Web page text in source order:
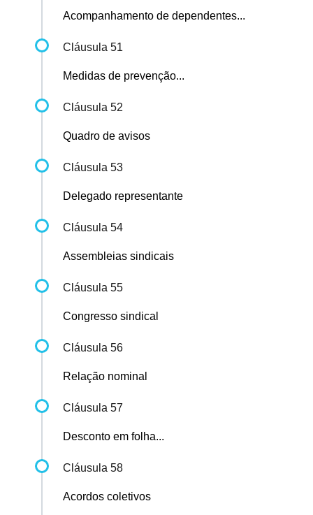
Acompanhamento de dependentes...
Cláusula 51
Medidas de prevenção...
Cláusula 52
Quadro de avisos
Cláusula 53
Delegado representante
Cláusula 54
Assembleias sindicais
Cláusula 55
Congresso sindical
Cláusula 56
Relação nominal
Cláusula 57
Desconto em folha...
Cláusula 58
Acordos coletivos